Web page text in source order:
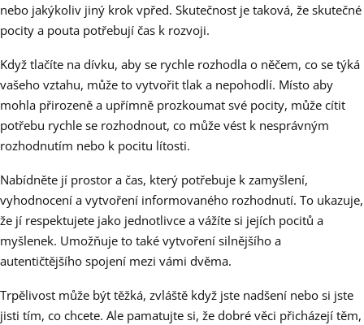
nebo jakýkoliv jiný krok vpřed. Skutečnost je taková, že skutečné
pocity a pouta potřebují čas k rozvoji.
Když tlačíte na dívku, aby se rychle rozhodla o něčem, co se týká
vašeho vztahu, může to vytvořit tlak a nepohodlí. Místo aby
mohla přirozeně a upřímně prozkoumat své pocity, může cítit
potřebu rychle se rozhodnout, co může vést k nesprávným
rozhodnutím nebo k pocitu lítosti.
Nabídněte jí prostor a čas, který potřebuje k zamyšlení,
vyhodnocení a vytvoření informovaného rozhodnutí. To ukazuje,
že jí respektujete jako jednotlivce a vážíte si jejích pocitů a
myšlenek. Umožňuje to také vytvoření silnějšího a
autentičtějšího spojení mezi vámi dvěma.
Trpělivost může být těžká, zvláště když jste nadšení nebo si jste
jisti tím, co chcete. Ale pamatujte si, že dobré věci přicházejí těm,